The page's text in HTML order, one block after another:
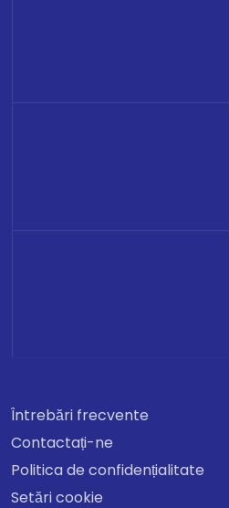
Întrebări frecvente
Contactați-ne
Politica de confidențialitate
Setări cookie